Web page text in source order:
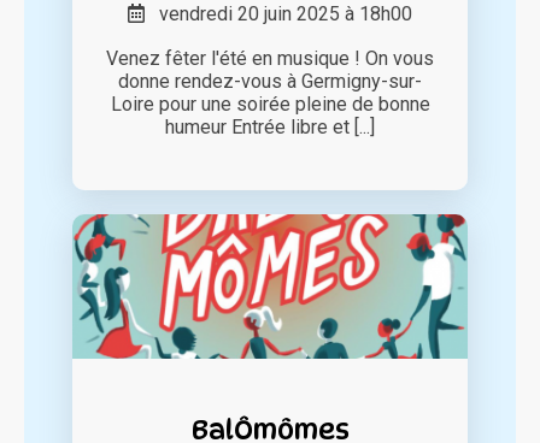
vendredi 20 juin 2025 à 18h00
Venez fêter l'été en musique ! On vous
donne rendez-vous à Germigny-sur-
Loire pour une soirée pleine de bonne
humeur Entrée libre et [...]
BalÔmômes